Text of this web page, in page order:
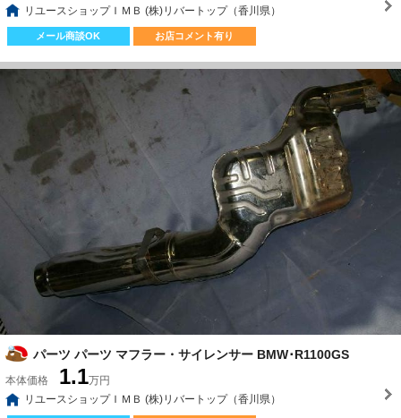
リユースショップＩＭＢ (株)リバートップ（香川県）
メール商談OK お店コメント有り
パーツ パーツ マフラー・サイレンサー BMW･R1100GS
本体価格 1.1万円
リユースショップＩＭＢ (株)リバートップ（香川県）